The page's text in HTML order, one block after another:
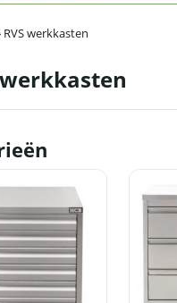
RVS werkkasten
werkkasten